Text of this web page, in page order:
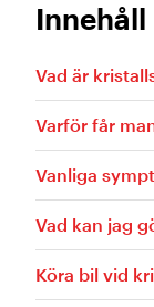
Innehåll
Vad är
Varför får
Vanliga
Vad kan jag
Köra bil vid